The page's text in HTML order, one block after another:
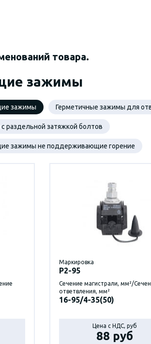
товара.
зажимы
зажимы Герметичные зажимы для
раздельной затяжкой болтов
зажимы не поддерживающие горение
Маркировка
P2-95
Сечение магистрали, мм²/
ответвления, мм²
16-95/4-35(50)
Цена с НДС, руб
88 руб